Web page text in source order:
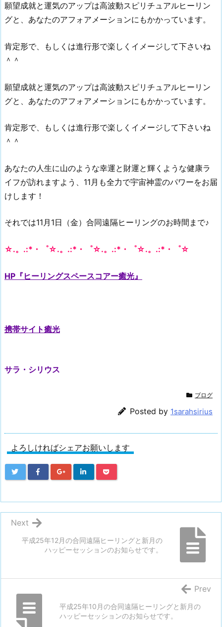
願望成就と運気のアップは高波動スピリチュアルヒーリン
グと、あなたのアフォアメーションにもかかっています。
肯定形で、もしくは進行形で楽しくイメージして下さいね
＾＾
願望成就と運気のアップは高波動スピリチュアルヒーリン
グと、あなたのアフォアメーションにもかかっています。
肯定形で、もしくは進行形で楽しくイメージして下さいね
＾＾
あなたの人生に山のような幸運と財運と輝くような健康ラ
イフが訪れますよう、11月も全力で宇宙神霊のパワーをお届
けします！
それでは11月1日（金）合同遠隔ヒーリングのお時間まで♪
☆.。.:*・゜☆.。.:*・゜☆.。.:*・゜☆.。.:*・゜☆
HP『ヒーリングスペースコアー癒光』
携帯サイト癒光
サラ・シリウス
ブログ
Posted by 1sarahsirius
よろしければシェアお願いします
平成25年12月の合同遠隔ヒーリングと新月の
ハッピーセッションのお知らせです。
Next
平成25年10月の合同遠隔ヒーリングと新月の
ハッピーセッションのお知らせです。
Prev